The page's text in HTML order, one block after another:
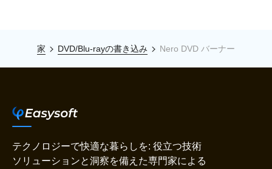
家 DVD/Blu-rayの書き込み Nero DVD バーナー
テクノロジーで快適な暮らしを: 役立つ技術
ソリューションと洞察を備えた専門家による